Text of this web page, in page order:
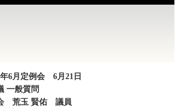
6月定例会 6月21日
一般質問
荒玉 賢佑 議員